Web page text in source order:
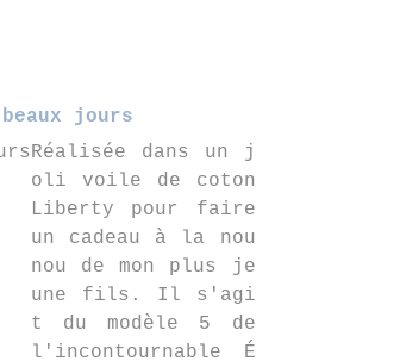
jours
Réalisée dans un j
oli voile de coton
Liberty pour faire
un cadeau à la nou
nou de mon plus je
une fils. Il s'agi
t du modèle 5 de
l'incontournable É